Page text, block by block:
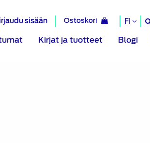
sisään Ostoskori FI
Kirjat ja tuotteet Blogi